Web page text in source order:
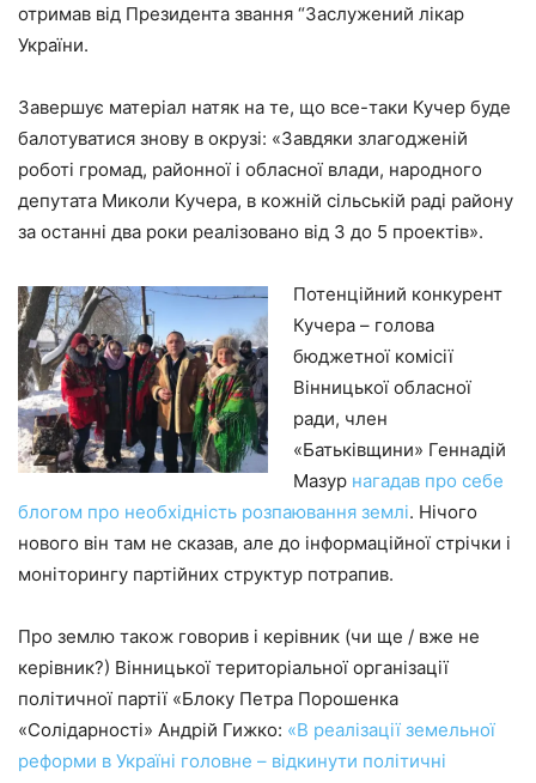
отримав від Президента звання “Заслужений лікар
України.
Завершує матеріал натяк на те, що все-таки Кучер буде
балотуватися знову в окрузі: «Завдяки злагодженій
роботі громад, районної і обласної влади, народного
депутата Миколи Кучера, в кожній сільській раді району
за останні два роки реалізовано від 3 до 5 проектів».
Потенційний конкурент
Кучера – голова
бюджетної комісії
Вінницької обласної
ради, член
«Батьківщини» Геннадій
Мазур нагадав про себе
блогом про необхідність розпаювання землі. Нічого
нового він там не сказав, але до інформаційної стрічки і
моніторингу партійних структур потрапив.
Про землю також говорив і керівник (чи ще / вже не
керівник?) Вінницької територіальної організації
політичної партії «Блоку Петра Порошенка
«Солідарності» Андрій Гижко: «В реалізації земельної
реформи в Україні головне – відкинути політичні